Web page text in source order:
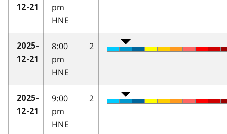
12-21
pm
HNE
2025-
12-21
8:00
pm
HNE
2
2025-
12-21
9:00
pm
HNE
2